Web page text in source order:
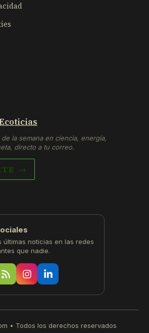
la semana en ciencia, energía,
directo a tu correo.
→
últimas noticias en las redes
que nadie.
• Todos los derechos reservados